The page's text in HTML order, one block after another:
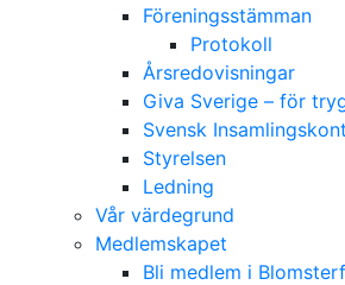
Föreningsstämman
Protokoll
Årsredovisningar
Giva Sverige – för
Svensk
Styrelsen
Ledning
Vår värdegrund
Medlemskapet
Bli medlem i